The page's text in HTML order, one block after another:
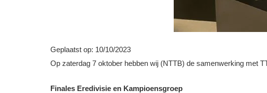
Geplaatst op: 10/10/2023
Op zaterdag 7 oktober hebben wij (NTTB) de samenwerking met
Finales Eredivisie en Kampioensgroep